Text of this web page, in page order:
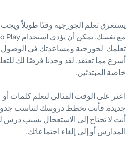
يستغرق تعلم الجورجية وقتًا طويلاً ويجب
تعلمك الجورجية ومساعدتك في
أسرع مما تعتقد. لقد وجدنا فرصًا لك
خاصة المبتدئين.
اعثر على الوقت المثالي لتعلم كلمات
جديدة. فأنت تخطط دروسك لتناسب
أنت لا تحتاج إلى الاستعجال بسبب
المدارس أو إلى إلغاء اجتماعاتك.